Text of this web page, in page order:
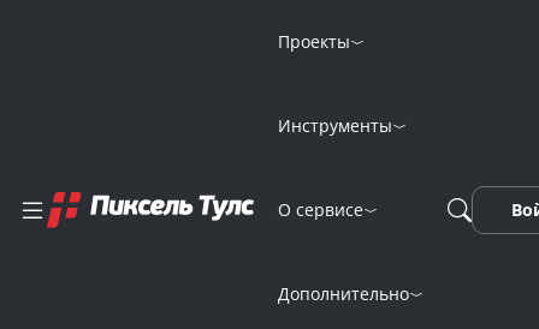
Проекты
Инструменты
О сервисе
Дополнительно
обучающего видео
нейросетью